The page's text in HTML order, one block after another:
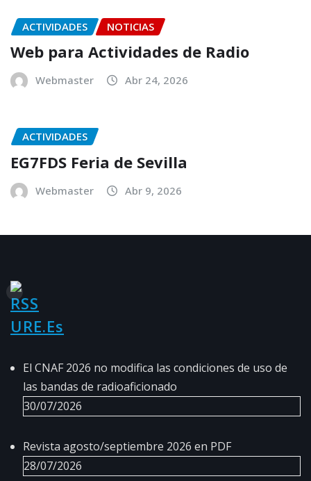
ACTIVIDADES NOTICIAS
Web para Actividades de Radio
Webmaster Abr 24, 2026
ACTIVIDADES
EG7FDS Feria de Sevilla
Webmaster Abr 9, 2026
URE.es
El CNAF 2026 no modifica las condiciones de uso de
las bandas de radioaficionado
30/07/2026
Revista agosto/septiembre 2026 en PDF
28/07/2026